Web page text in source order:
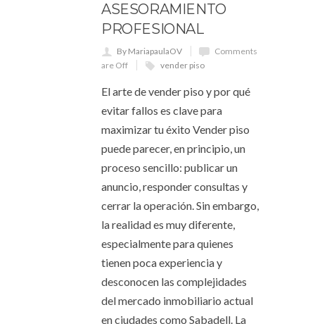
ASESORAMIENTO
PROFESIONAL
By MariapaulaOV
Comments
are Off
vender piso
El arte de vender piso y por qué
evitar fallos es clave para
maximizar tu éxito Vender piso
puede parecer, en principio, un
proceso sencillo: publicar un
anuncio, responder consultas y
cerrar la operación. Sin embargo,
la realidad es muy diferente,
especialmente para quienes
tienen poca experiencia y
desconocen las complejidades
del mercado inmobiliario actual
en ciudades como Sabadell. La